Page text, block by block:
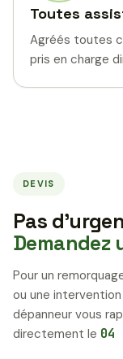
Toutes
Agréés toutes
pris en charge
DEVIS
Pas
Demandez
Pour un
ou une
dépanneur vous
directement le 04